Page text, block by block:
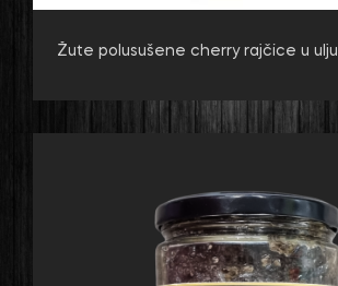
Žute polusušene cherry rajčice u ulju